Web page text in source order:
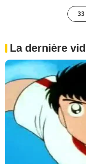
33
La dernière